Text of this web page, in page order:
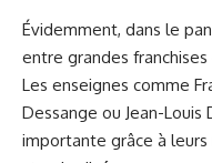
Évidemment, dans le
entre grandes
Les enseignes comme
Dessange ou Jean-
importante grâce à